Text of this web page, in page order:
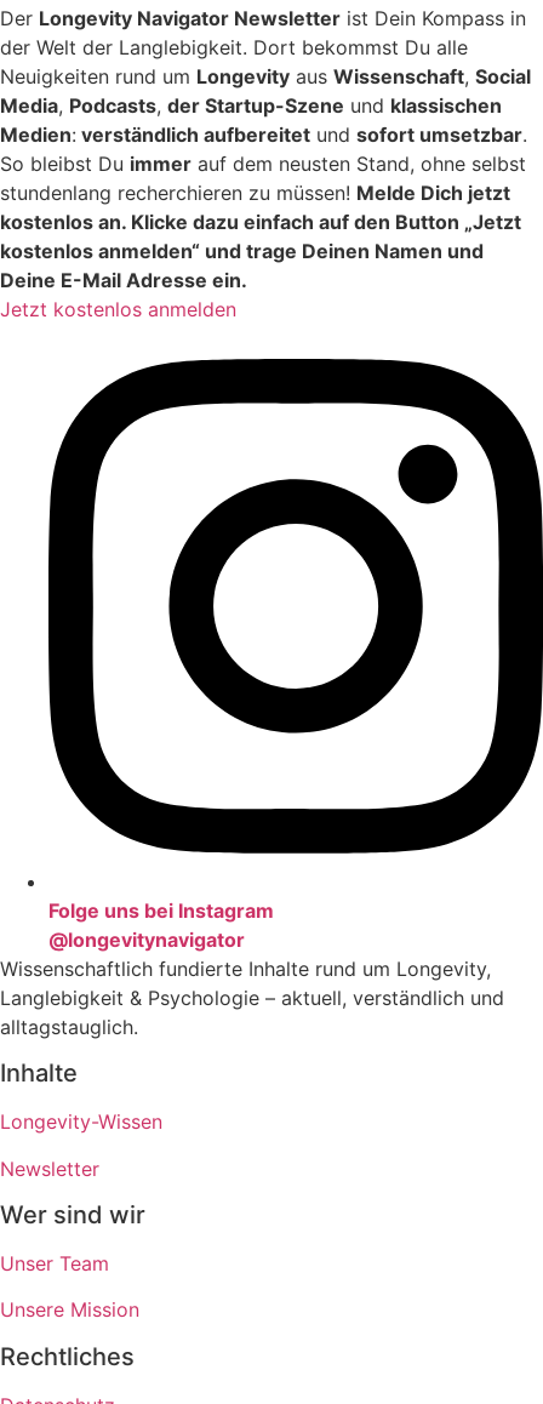
Der Longevity Navigator Newsletter ist Dein Kompass in
der Welt der Langlebigkeit. Dort bekommst Du alle
Neuigkeiten rund um Longevity aus Wissenschaft, Social
Media, Podcasts, der Startup-Szene und klassischen
Medien: verständlich aufbereitet und sofort umsetzbar.
So bleibst Du immer auf dem neusten Stand, ohne selbst
stundenlang recherchieren zu müssen! Melde Dich jetzt
kostenlos an. Klicke dazu einfach auf den Button „Jetzt
kostenlos anmelden“ und trage Deinen Namen und
Deine E-Mail Adresse ein.
Jetzt kostenlos anmelden
Folge uns bei Instagram
@longevitynavigator
Wissenschaftlich fundierte Inhalte rund um Longevity,
Langlebigkeit & Psychologie – aktuell, verständlich und
alltagstauglich.
Inhalte
Longevity-Wissen
Newsletter
Wer sind wir
Unser Team
Unsere Mission
Rechtliches